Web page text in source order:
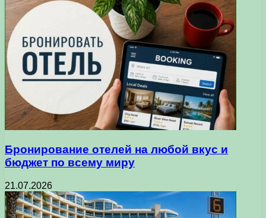
Бронирование отелей на любой вкус и
бюджет по всему миру
21.07.2026